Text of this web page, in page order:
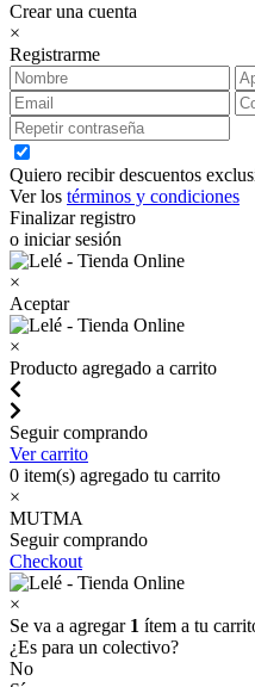
Crear una cuenta
×
Registrarme
Quiero recibir descuentos
Ver los términos y condiciones
Finalizar registro
o iniciar sesión
×
Aceptar
×
Producto agregado a carrito
Seguir comprando
Ver carrito
0 item(s) agregado tu carrito
×
MUTMA
Seguir comprando
Checkout
×
Se va a agregar 1 ítem a tu
¿Es para un colectivo?
No